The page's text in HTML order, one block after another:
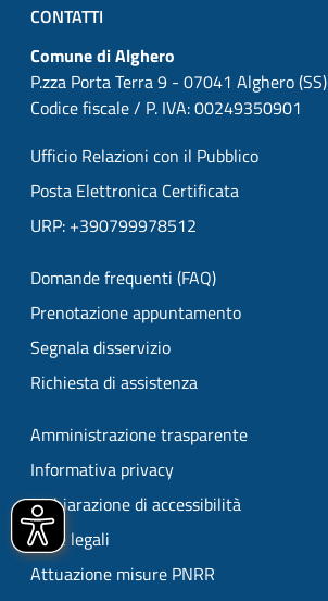
CONTATTI
Comune di Alghero
P.zza Porta Terra 9 - 07041 Alghero (SS)
Codice fiscale / P. IVA: 00249350901
Ufficio Relazioni con il Pubblico
Posta Elettronica Certificata
URP: +390799978512
Domande frequenti (FAQ)
Prenotazione appuntamento
Segnala disservizio
Richiesta di assistenza
Amministrazione trasparente
Informativa privacy
Dichiarazione di accessibilità
Note legali
Attuazione misure PNRR